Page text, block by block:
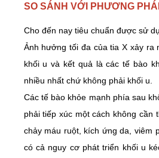
SO SÁNH VỚI PHƯƠNG
Cho đến nay tiêu chuẩn được sử
Ảnh hưởng tối đa của tia X xảy
khối u và kết quả là các tế bào
nhiều nhất chứ không phải khối u.
Các tế bào khỏe mạnh phía sau
phải tiếp xúc một cách không
chảy máu ruột, kích ứng da, viêm
có cả nguy cơ phát triển khối u